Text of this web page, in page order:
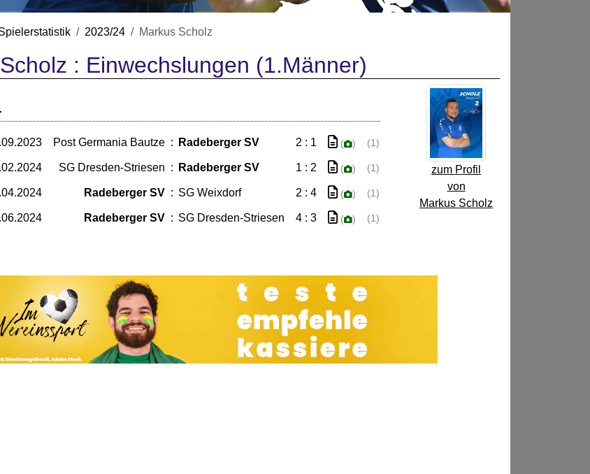
2023/24 Markus Scholz
: Einwechslungen (1.Männer)
zum Profil
von
Markus Scholz
Post Germania Bautze : Radeberger SV 2 : 1 ( ) (1)
SG Dresden-Striesen : Radeberger SV 1 : 2 ( ) (1)
Radeberger SV : SG Weixdorf 2 : 4 ( ) (1)
Radeberger SV : SG Dresden-Striesen 4 : 3 ( ) (1)